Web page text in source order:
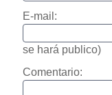
E-mail:
se hará publico)
Comentario: